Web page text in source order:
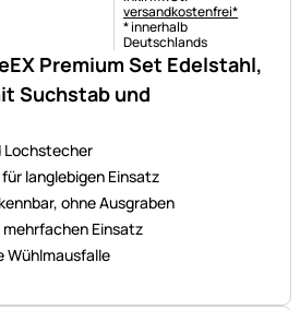
Premium Set Edelstahl,
Suchstab und
Lochstecher
langlebigen Einsatz
ohne Ausgraben
Einsatz
Wühlmausfalle
versandkostenfrei*
* innerhalb
Deutschlands